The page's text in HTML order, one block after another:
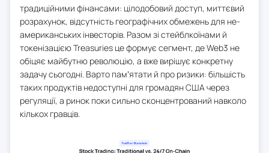
традиційними фінансами: цілодобовий доступ, миттєвий
розрахунок, відсутність географічних обмежень для не-
американських інвесторів. Разом зі стейблкоїнами й
токенізацією Treasuries це формує сегмент, де Web3 не
обіцяє майбутню революцію, а вже вирішує конкретну
задачу сьогодні. Варто памʼятати й про ризики: більшість
таких продуктів недоступні для громадян США через
регуляції, а ринок поки сильно сконцентрований навколо
кількох гравців.